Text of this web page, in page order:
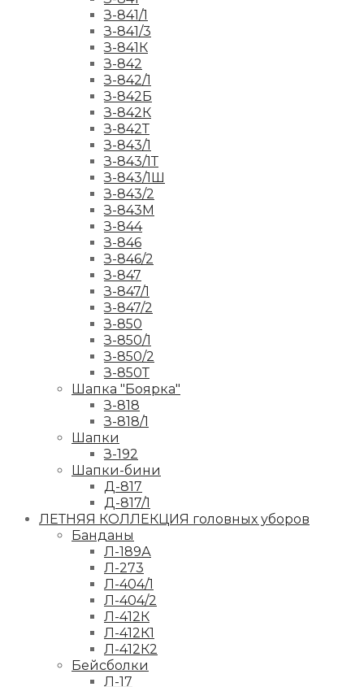
З-841/1
З-841/3
З-841К
З-842
З-842/1
З-842Б
З-842К
З-842Т
З-843/1
З-843/1Т
З-843/1Ш
З-843/2
З-843М
З-844
З-846
З-846/2
З-847
З-847/1
З-847/2
З-850
З-850/1
З-850/2
З-850Т
Шапка "Боярка"
З-818
З-818/1
Шапки
З-192
Шапки-бини
Д-817
Д-817/1
ЛЕТНЯЯ КОЛЛЕКЦИЯ головных уборов
Банданы
Л-189А
Л-273
Л-404/1
Л-404/2
Л-412К
Л-412К1
Л-412К2
Бейсболки
Л-17